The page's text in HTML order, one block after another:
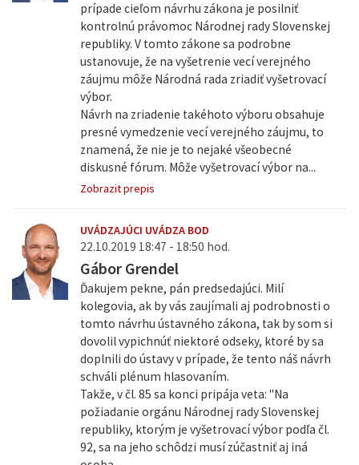
prípade cieľom návrhu zákona je posilniť
kontrolnú právomoc Národnej rady Slovenskej
republiky. V tomto zákone sa podrobne
ustanovuje, že na vyšetrenie vecí verejného
záujmu môže Národná rada zriadiť vyšetrovací
výbor.
Návrh na zriadenie takéhoto výboru obsahuje
presné vymedzenie vecí verejného záujmu, to
znamená, že nie je to nejaké všeobecné
diskusné fórum. Môže vyšetrovací výbor na...
Zobrazit prepis
UVÁDZAJÚCI UVÁDZA BOD
22.10.2019 18:47 - 18:50 hod.
Gábor Grendel
Ďakujem pekne, pán predsedajúci. Milí
kolegovia, ak by vás zaujímali aj podrobnosti o
tomto návrhu ústavného zákona, tak by som si
dovolil vypichnúť niektoré odseky, ktoré by sa
doplnili do ústavy v prípade, že tento náš návrh
schváli plénum hlasovaním.
Takže, v čl. 85 sa konci pripája veta: "Na
požiadanie orgánu Národnej rady Slovenskej
republiky, ktorým je vyšetrovací výbor podľa čl.
92, sa na jeho schôdzi musí zúčastniť aj iná